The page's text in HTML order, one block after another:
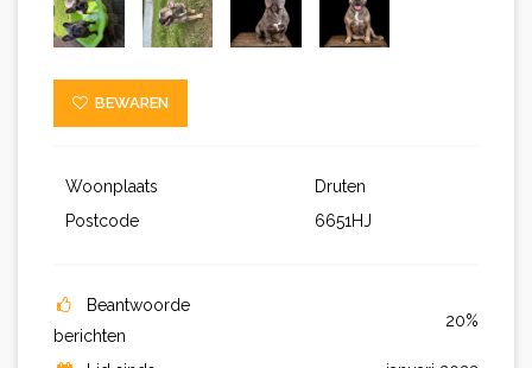
BEWAREN
Woonplaats
Druten
Postcode
6651HJ
Beantwoorde
berichten
20%